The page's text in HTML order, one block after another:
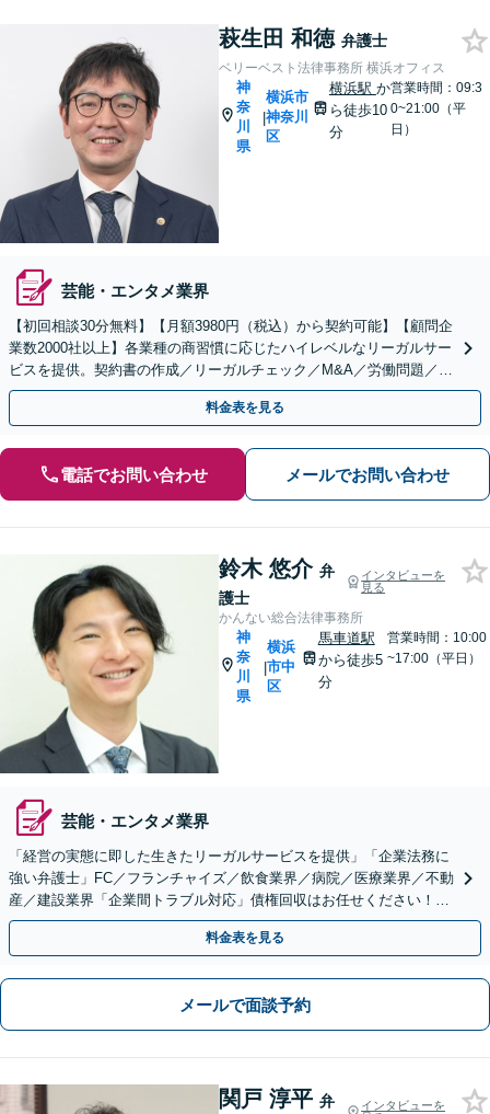
萩生田 和徳 弁護士
ベリーベスト法律事務所 横浜オフィス
神
奈
川
県
|
横浜市
神奈川
区
横浜駅 か
ら徒歩10
分
営業時間：09:3
0~21:00（平
日）
芸能・エンタメ業界
【初回相談30分無料】【月額3980円（税込）から契約可能】【顧問企
業数2000社以上】各業種の商習慣に応じたハイレベルなリーガルサー
ビスを提供。契約書の作成／リーガルチェック／M&A／労働問題／知
的財産等、お任せください【他士業連携可能】
料金表を見る
電話でお問い合わせ メールでお問い合わせ
鈴木 悠介 弁
護士
インタビューを
見る
かんない総合法律事務所
神
奈
川
県
|
横浜
市中
区
馬車道駅
から徒歩5
分
営業時間：10:00
~17:00（平日）
芸能・エンタメ業界
「経営の実態に即した生きたリーガルサービスを提供」「企業法務に
強い弁護士」FC／フランチャイズ／飲食業界／病院／医療業界／不動
産／建設業界「企業間トラブル対応」債権回収はお任せください！問
題社員にも対応や就業規則の整備など【初回相談無料】
料金表を見る
メールで面談予約
関戸 淳平 弁
インタビューを